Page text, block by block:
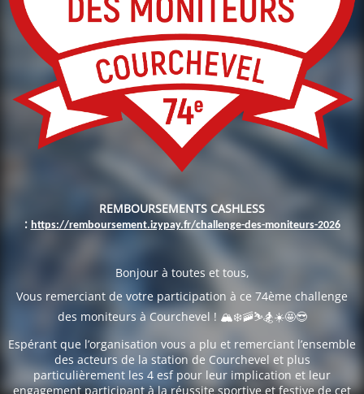
REMBOURSEMENTS CASHLESS
: https://remboursement.izypay.fr/challenge-des-moniteurs-2026
Bonjour à toutes et tous,
Vous remerciant de votre participation à ce 74ème challenge
des moniteurs à Courchevel ! 🏔️❄️🚠⛷️🏂☀️🤩😎
Espérant que l’organisation vous a plu et remerciant l’ensemble
des acteurs de la station de Courchevel et plus
particulièrement les 4 esf pour leur implication et leur
engagement participant à la réussite sportive et festive de cet